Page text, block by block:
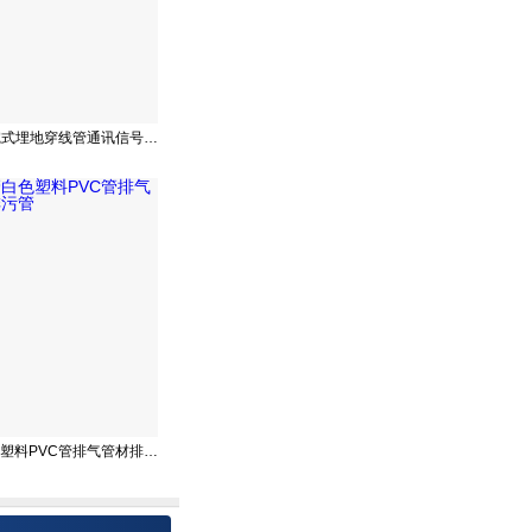
MPP电力管开挖式埋地穿线管通讯信号电缆保护管
PVC排水管白色塑料PVC管排气管材排水排污管